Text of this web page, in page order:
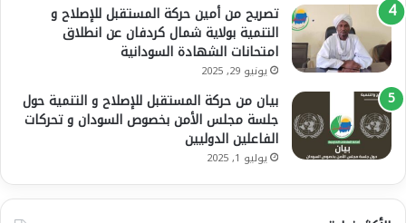
تصريح من أمين حركة المستقبل للإصلاح و
التنمية بولاية شمال كردفان عن انطلاق
امتحانات الشهادة السودانية
يونيو 29, 2025
بيان من حركة المستقبل للإصلاح و التنمية حول
جلسة مجلس الأمن بخصوص السودان و تحركات
الفاعلين الدوليين
يوليو 1, 2025